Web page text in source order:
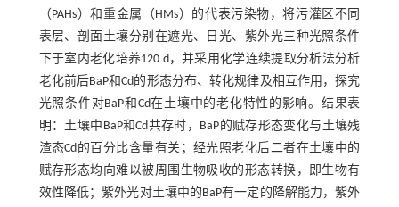
（PAHs）和重金属（HMs）的代表污染物，将污灌区不同
表层、剖面土壤分别在遮光、日光、紫外光三种光照条件
下于室内老化培养120 d，并采用化学连续提取分析法分析
老化前后BaP和Cd的形态分布、转化规律及相互作用，探究
光照条件对BaP和Cd在土壤中的老化特性的影响。结果表
明：土壤中BaP和Cd共存时，BaP的赋存形态变化与土壤残
渣态Cd的百分比含量有关；经光照老化后二者在土壤中的
赋存形态均向难以被周围生物吸收的形态转换，即生物有
效性降低；紫外光对土壤中的BaP有一定的降解能力，紫外